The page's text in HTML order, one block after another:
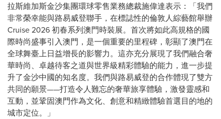
拉斯維加斯金沙集團環球零售業務總裁施偉達表示：「我們
非常榮幸能與路易威登聯手，在標誌性的倫敦人綜藝館舉辦
Cruise 2026 初春系列澳門時裝展。首次將如此高規格的國
際時尚盛事引入澳門，是一個重要的里程碑，彰顯了澳門在
全球舞臺上日益增長的影響力。這亦充分展現了我們融合奢
華時尚、卓越待客之道與世界級精彩體驗的能力，進一步提
升了金沙中國的知名度。我們與路易威登的合作體現了雙方
共同的願景——打造令人難忘的奢華旅享體驗，激發靈感和
互動，並鞏固澳門作為文化、創意和精緻體驗首選目的地的
城市定位。」